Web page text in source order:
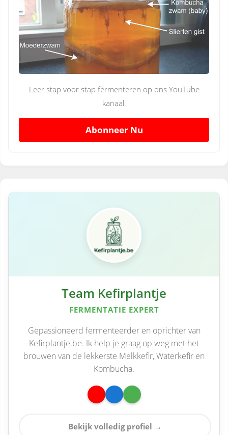
Leer stap voor stap fermenteren op ons YouTube
kanaal.
Abonneer Nu
Team Kefirplantje
FERMENTATIE EXPERT
Gepassioneerd fermenteerder en oprichter van
Kefirplantje.be. Ik help je graag op weg met het
brouwen van de lekkerste Melkkefir, Waterkefir en
Kombucha.
Bekijk volledig profiel →